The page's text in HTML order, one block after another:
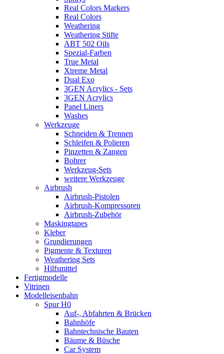
Real Colors Markers
Real Colors
Weathering
Weathering Stifte
ABT 502 Oils
Spezial-Farben
True Metal
Xtreme Metal
Dual Exo
3GEN Acrylics - Sets
3GEN Acrylics
Panel Liners
Washes
Werkzeuge
Schneiden & Trennen
Schleifen & Polieren
Pinzetten & Zangen
Bohrer
Werkzeug-Sets
weitere Werkzeuge
Airbrush
Airbrush-Pistolen
Airbrush-Kompressoren
Airbrush-Zubehör
Maskingtapes
Kleber
Grundierungen
Pigmente & Texturen
Weathering Sets
Hilfsmittel
Fertigmodelle
Vitrinen
Modelleisenbahn
Spur H0
Auf-, Abfahrten & Brücken
Bahnhöfe
Bahntechnische Bauten
Bäume & Büsche
Car System